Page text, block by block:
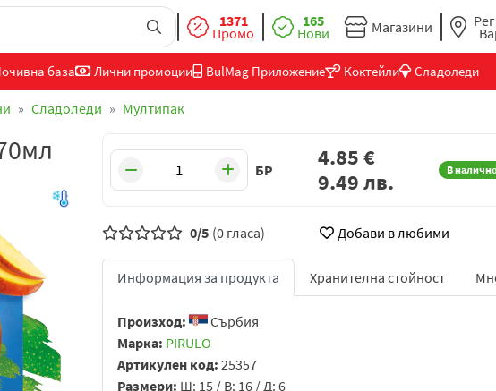
1371
Промо
165
Нови Магазини
база Лични промоции BulMag Приложение Коктейли Сладоледи
Сладоледи Мултипак
БР В
4.85€
9.49лв.
0/5 (0 гласа) Добави в любими
Информация за продукта Хранителна стойност
Произход:
Сърбия
Марка: PIRULO
Артикулен код: 25357
Размери: Ш: 15 / В: 16 / Д: 6